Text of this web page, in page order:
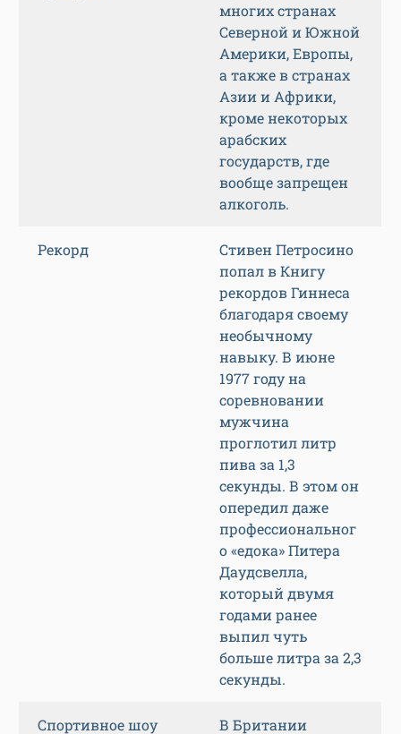
многих странах
Северной и Южной
Америки, Европы,
а также в странах
Азии и Африки,
кроме некоторых
арабских
государств, где
вообще запрещен
алкоголь.
Рекорд
Стивен Петросино
попал в Книгу
рекордов Гиннеса
благодаря своему
необычному
навыку. В июне
1977 году на
соревновании
мужчина
проглотил литр
пива за 1,3
секунды. В этом он
опередил даже
профессиональног
о «едока» Питера
Даудсвелла,
который двумя
годами ранее
выпил чуть
больше литра за 2,3
секунды.
Спортивное шоу В Британии